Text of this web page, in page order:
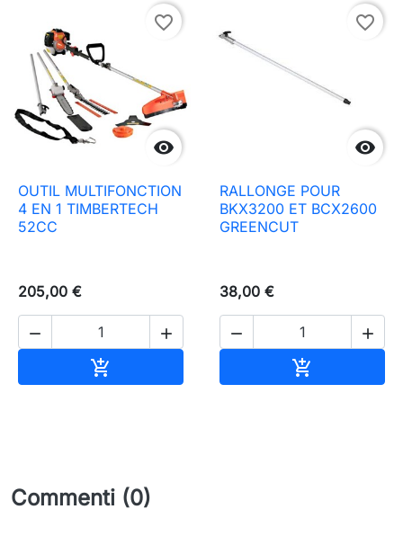

favorite_border
OUTIL MULTIFONCTION
4 EN 1 TIMBERTECH
52CC
205,00 €
 


favorite_border
RALLONGE POUR
BKX3200 ET BCX2600
GREENCUT
38,00 €
 

Commenti (0)